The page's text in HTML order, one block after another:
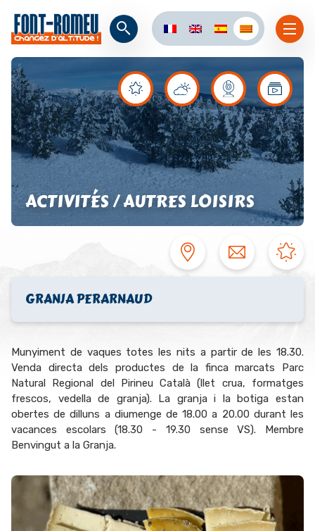
ACTIVITÉS / AUTRES LOISIRS
GRANJA PERARNAUD
Munyiment de vaques totes les nits a partir de les 18.30.
Venda directa dels productes de la finca marcats Parc
Natural Regional del Pirineu Català (llet crua, formatges
frescos, vedella de granja). La granja i la botiga estan
obertes de dilluns a diumenge de 18.00 a 20.00 durant les
vacances escolars (18.30 - 19.30 sense VS). Membre
Benvingut a la Granja.